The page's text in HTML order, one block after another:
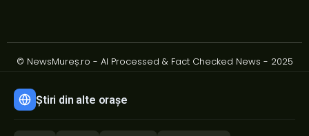
© NewsMureș.ro - AI Processed & Fact Checked News - 2025
Știri din alte orașe